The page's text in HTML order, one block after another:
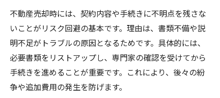
不動産売却時には、契約内容や手続きに不明点を残さな
いことがリスク回避の基本です。理由は、書類不備や説
明不足がトラブルの原因となるためです。具体的には、
必要書類をリストアップし、専門家の確認を受けてから
手続きを進めることが重要です。これにより、後々の紛
争や追加費用の発生を防げます。